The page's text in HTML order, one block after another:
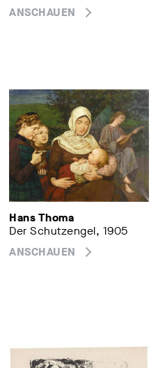
ANSCHAUEN
Hans Thoma
Der Schutzengel, 1905
ANSCHAUEN